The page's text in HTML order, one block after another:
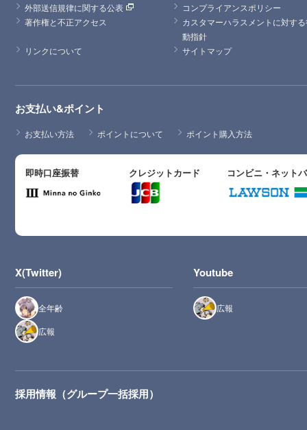
外部送信規律に関する公表
コンプライアンスポリシー
著作権と不正アクセス
カスタマーハラスメントに対す
動指針
リンクについて
サイトマップ
お支払い&ポイント
お支払い方法 ポイントについて ポイント購入方法
即時口座振替 クレジットカード コンビニ・ネット
X(Twitter)
全年齢
広報
Youtube
広報
採用情報（グループ一括採用）